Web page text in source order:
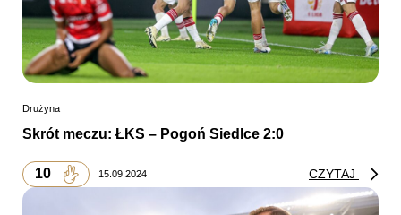
Drużyna
Skrót meczu: ŁKS – Pogoń Siedlce 2:0
10 15.09.2024 CZYTAJ